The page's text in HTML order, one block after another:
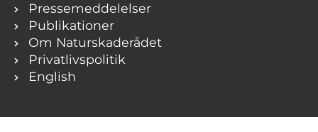
Pressemeddelelser
Publikationer
Om Naturskaderådet
Privatlivspolitik
English